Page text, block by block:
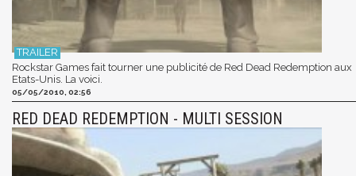
Rockstar Games fait tourner une publicité de Red Dead Redemption aux
Etats-Unis. La voici.
05/05/2010, 02:56
RED DEAD REDEMPTION - MULTI SESSION